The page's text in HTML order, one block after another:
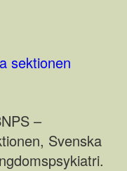
sektionen
–
Svenska